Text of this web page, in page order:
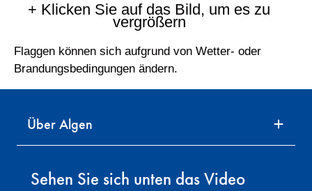
+ Klicken Sie auf das Bild, um es zu
vergrößern
Flaggen können sich aufgrund von Wetter- oder
Brandungsbedingungen ändern.
Über Algen
Sehen Sie sich unten das Video